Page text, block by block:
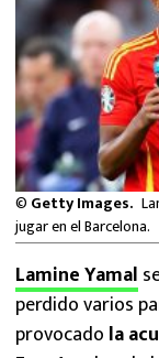
BOXEO
LIGA MX
NFL
© Getty Images.
jugar en el Barcelona.
Lamine Yamal
perdido varios
provocado la